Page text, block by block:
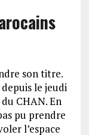
son titre.
le jeudi
CHAN. En
pu prendre
l’espace